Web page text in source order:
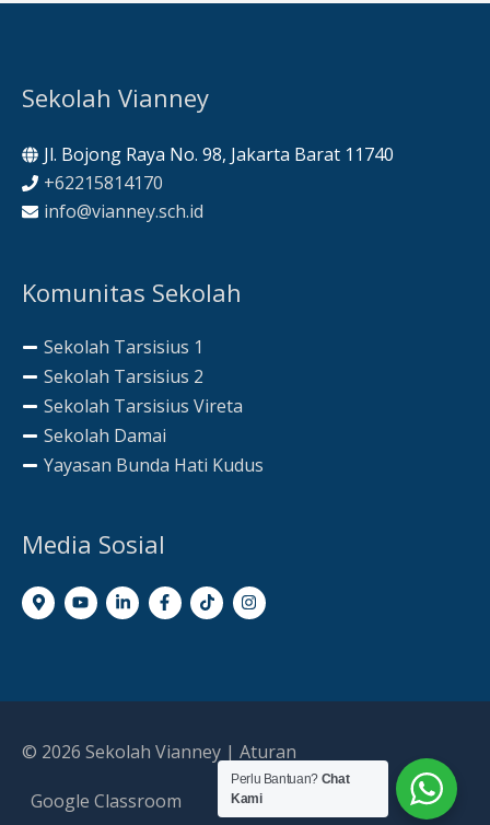
Sekolah Vianney
Jl. Bojong Raya No. 98, Jakarta Barat 11740
+62215814170
info@vianney.sch.id
Komunitas Sekolah
Sekolah Tarsisius 1
Sekolah Tarsisius 2
Sekolah Tarsisius Vireta
Sekolah Damai
Yayasan Bunda Hati Kudus
Media Sosial
© 2026 Sekolah Vianney | Aturan
Google Classroom
Perlu Bantuan? Chat
Kami